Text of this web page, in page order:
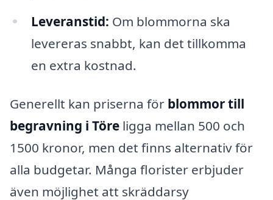
Leveranstid: Om blommorna ska
levereras snabbt, kan det tillkomma
en extra kostnad.
Generellt kan priserna för blommor till
begravning i Töre ligga mellan 500 och
1500 kronor, men det finns alternativ för
alla budgetar. Många florister erbjuder
även möjlighet att skräddarsy